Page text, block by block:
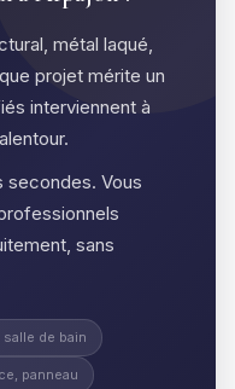
métal laqué,
projet mérite un
interviennent à
secondes. Vous
sans
de bain
panneau